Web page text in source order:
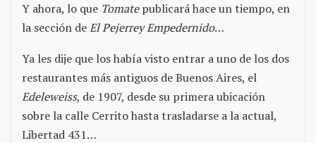
Y ahora, lo que Tomatepublicará hace un tiempo, en
la sección deEl Pejerrey Empedernido…
Ya les dije que los había visto entrar a uno de los dos
restaurantes más antiguos de Buenos Aires, el
Edeleweiss, de 1907, desde su primera ubicación
sobre la calle Cerrito hasta trasladarse a la actual,
Libertad 431…